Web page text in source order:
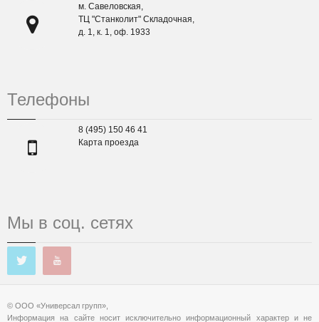
м. Савеловская,
ТЦ "Станколит" Складочная,
д. 1, к. 1, оф. 1933
Телефоны
8 (495) 150 46 41
Карта проезда
Мы в соц. сетях
© ООО «Универсал групп»,
Информация на сайте носит исключительно информационный характер и не